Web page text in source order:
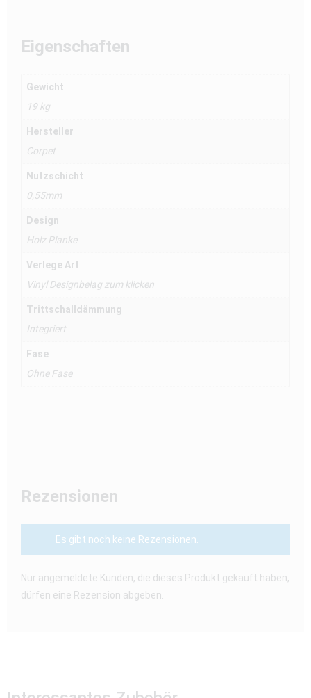
Eigenschaften
Gewicht
19 kg
Hersteller
Corpet
Nutzschicht
0,55mm
Design
Holz Planke
Verlege Art
Vinyl Designbelag zum klicken
Trittschalldämmung
Integriert
Fase
Ohne Fase
Rezensionen
Es gibt noch keine Rezensionen.
Nur angemeldete Kunden, die dieses Produkt gekauft haben,
dürfen eine Rezension abgeben.